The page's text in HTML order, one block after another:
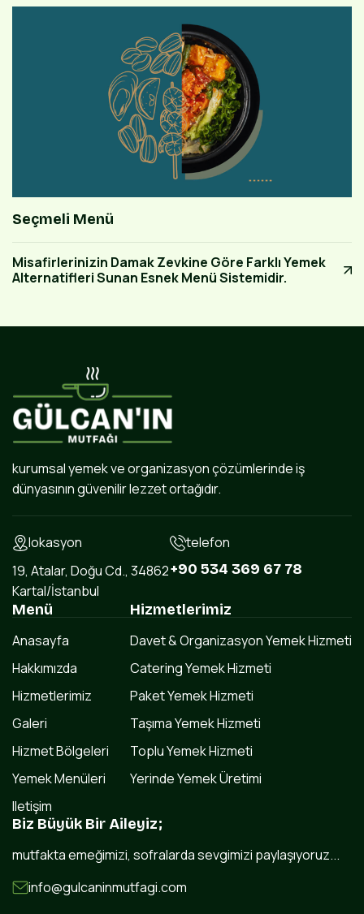
Seçmeli Menü
Misafirlerinizin Damak Zevkine Göre Farklı Yemek
Alternatifleri Sunan Esnek Menü Sistemidir.
kurumsal yemek ve organizasyon çözümlerinde iş
dünyasının güvenilir lezzet ortağıdır.
lokasyon
19, Atalar, Doğu Cd., 34862
Kartal/İstanbul
telefon
+90 534 369 67 78
Menü
Anasayfa
Hakkımızda
Hizmetlerimiz
Galeri
Hizmet Bölgeleri
Yemek Menüleri
Iletişim
Hizmetlerimiz
Davet & Organizasyon Yemek Hizmeti
Catering Yemek Hizmeti
Paket Yemek Hizmeti
Taşıma Yemek Hizmeti
Toplu Yemek Hizmeti
Yerinde Yemek Üretimi
Biz Büyük Bir Aileyiz;
mutfakta emeğimizi, sofralarda sevgimizi paylaşıyoruz...
info@gulcaninmutfagi.com